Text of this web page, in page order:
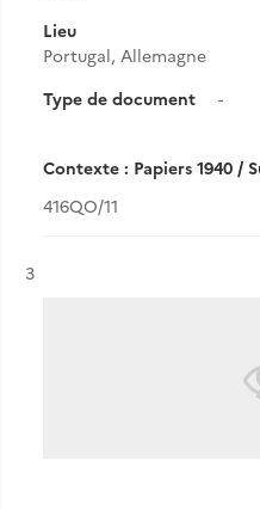
Lieu
Portugal, Allemagne
Type de document
-
Contexte : Papiers 1940 /
416QO/11
Résultat n°
3